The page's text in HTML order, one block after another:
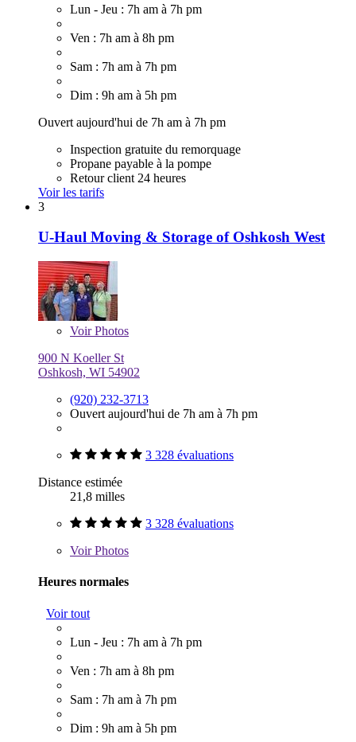
Lun - Jeu : 7h am à 7h pm
Ven : 7h am à 8h pm
Sam : 7h am à 7h pm
Dim : 9h am à 5h pm
Ouvert aujourd'hui de 7h am à 7h pm
Inspection gratuite du remorquage
Propane payable à la pompe
Retour client 24 heures
Voir les tarifs
3
U-Haul Moving & Storage of Oshkosh West
VoirPhotos
900 N Koeller St
Oshkosh, WI 54902
(920) 232-3713
Ouvert aujourd'hui de 7h am à 7h pm
3 328 évaluations
Distance estimée
21,8 milles
3 328 évaluations
VoirPhotos
Heures normales
Voir tout
Lun - Jeu : 7h am à 7h pm
Ven : 7h am à 8h pm
Sam : 7h am à 7h pm
Dim : 9h am à 5h pm